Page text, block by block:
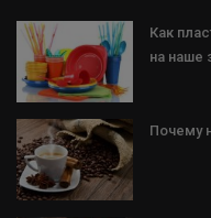
Как
на наше
Почему